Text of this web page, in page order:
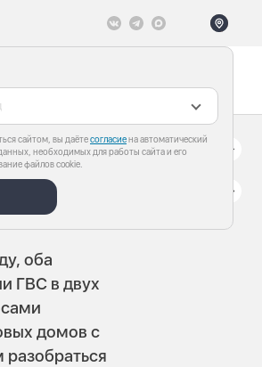
сайтом, вы даётесогласиена автоматический
необходимых для работы сайта и его
файлов cookie.
с
оба
ГВС в двух
домов с